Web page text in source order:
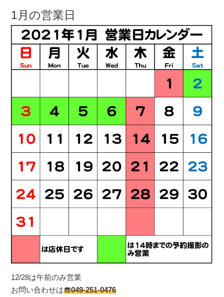
1月の営業日
12/28は午前のみ営業
お問い合わせは☏049-251-0476